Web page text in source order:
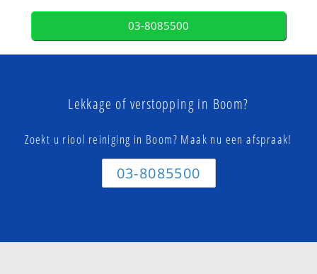
03-8085500
Lekkage of verstopping in Boom?
Zoekt u riool reiniging in Boom? Maak nu een afspraak!
03-8085500